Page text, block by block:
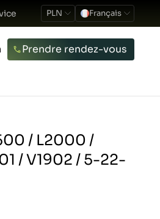
PLN Français
Prendre rendez-vous
/ L2000 /
/ V1902 / 5-22-